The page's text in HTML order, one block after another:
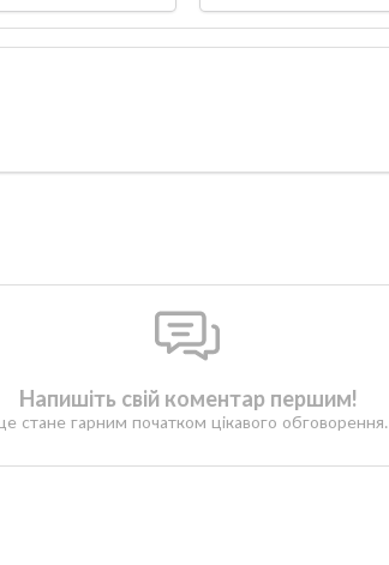
Напишіть свій коментар першим!
стане гарним початком цікавого обговорення.